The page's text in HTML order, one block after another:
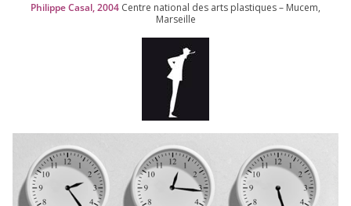
Philippe Casal,2004 Centre natio­nal des arts plas­tiques – Mucem,
Marseille